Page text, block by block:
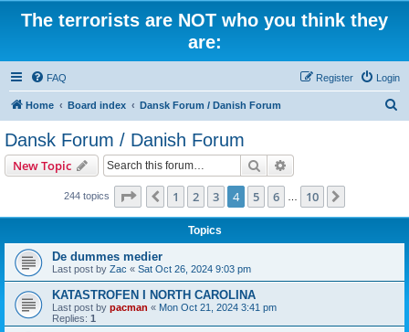
The terrorists are NOT who you think they
are:
FAQ Login
Register
Home Board index Dansk Forum / Danish Forum
Dansk Forum / Danish Forum
New Topic Search
244 topics Page of 10
Previous
1 2 3 4 5 6 10
Topics
De dummes medier
Last post by Zac « Sat Oct 26, 2024 9:03 pm
KATASTROFEN I NORTH CAROLINA
Last post by pacman « Mon Oct 21, 2024 3:41 pm
Replies: 1